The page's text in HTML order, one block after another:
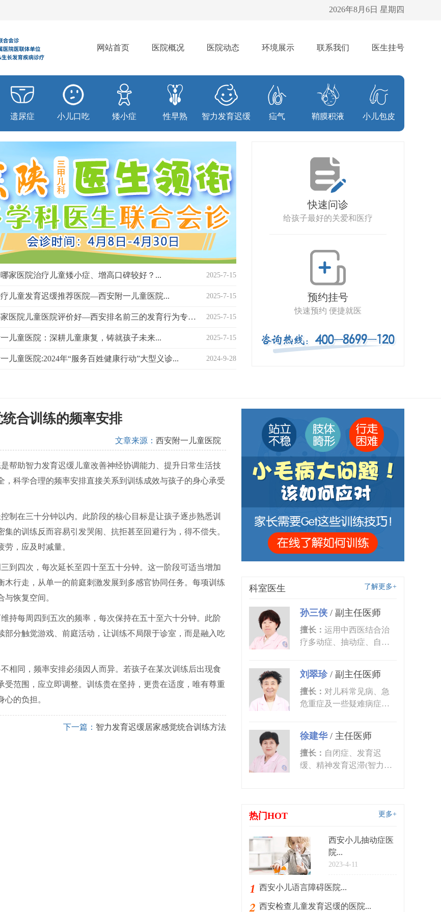
2026年8月6日 星期四
网站首页 医院概况 医院动态 环境展示 联系我们 医生挂号
遗尿症 小儿口吃 矮小症 性早熟 智力发育迟缓 疝气 鞘膜积液 小儿包皮
家医院治疗儿童矮小症、增高口碑较好？... 2025-7-15
儿童发育迟缓推荐医院—西安附一儿童医院... 2025-7-15
西安哪家医院儿童医院评价好—西安排名前三的发育行为专科医院？... 2025-7-15
儿童医院：深耕儿童康复，铸就孩子未来... 2025-7-15
儿童医院:2024年“服务百姓健康行动”大型义诊... 2024-9-28
快速问诊
给孩子最好的关爱和医疗
预约挂号
快速预约 便捷就医
合训练的频率安排
文章来源： 西安附一儿童医院
帮助智力发育迟缓儿童改善神经协调能力、提升日常生活技
科学合理的频率安排直接关系到训练成效与孩子的身心承受
制在三十分钟以内。此阶段的核心目标是让孩子逐步熟悉训
的训练反而容易引发哭闹、抗拒甚至回避行为，得不偿失。
，应及时减量。
到四次，每次延长至四十至五十分钟。这一阶段可适当增加
行走，从单一的前庭刺激发展到多感官协同任务。每项训练
恢复空间。
持每周四到五次的频率，每次保持在五十至六十分钟。此阶
分触觉游戏、前庭活动，让训练不局限于诊室，而是融入吃
相同，频率安排必须因人而异。若孩子在某次训练后出现食
范围，应立即调整。训练贵在坚持，更贵在适度，唯有尊重
的负担。
下一篇： 智力发育迟缓居家感觉统合训练方法
了解更多+
科室医生
孙三侠 / 副主任医师
擅长： 运用中西医结合治
疗多动症、抽动症、自闭
刘翠珍/ 副主任医师
擅长： 对儿科常见病、急
危重症及一些疑难病症的
徐建华/ 主任医师
擅长： 自闭症、发育迟
缓、精神发育迟滞(智力低
更多+
热门HOT
西安小儿抽动症医
院...
2023-4-11
西安小儿语言障碍医院...
西安检查儿童发育迟缓的医院...